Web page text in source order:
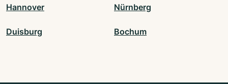
Hannover Nürnberg
Duisburg Bochum